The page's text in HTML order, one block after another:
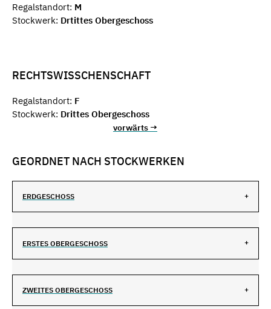
Regalstandort: M
Stockwerk: Drtittes Obergeschoss
RECHTSWISSCHENSCHAFT
Regalstandort: F
Stockwerk: Drittes Obergeschoss
vorwärts →
GEORDNET NACH STOCKWERKEN
ERDGESCHOSS
ERSTES OBERGESCHOSS
ZWEITES OBERGESCHOSS